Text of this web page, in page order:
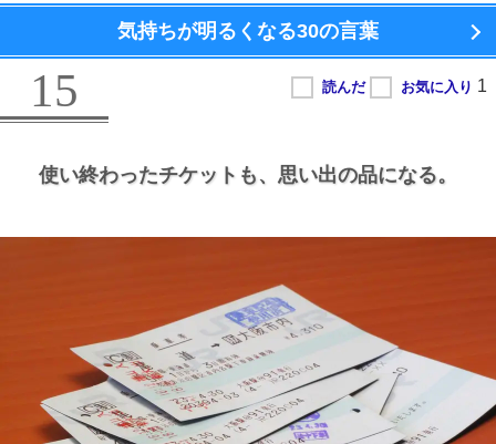
気持ちが明るくなる30の言葉
15
使い終わったチケットも、 思い出の品になる。